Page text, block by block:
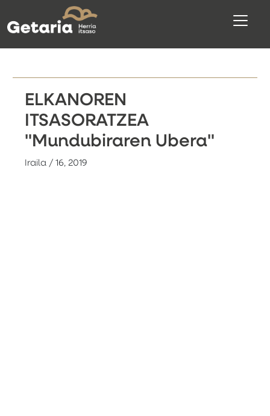
ELKANOREN
ITSASORATZEA
"Mundubiraren Ubera"
Iraila / 16, 2019